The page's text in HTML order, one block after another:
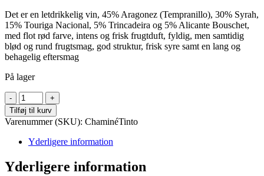
Det er en letdrikkelig vin, 45% Aragonez (Tempranillo), 30% Syrah,
15% Touriga Nacional, 5% Trincadeira og 5% Alicante Bouschet,
med flot rød farve, intens og frisk frugtduft, fyldig, men samtidig
blød og rund frugtsmag, god struktur, frisk syre samt en lang og
behagelig eftersmag
På lager
Cortes
de
Cima
-
Chaminé
Tinto
2019
antal
Tilføj til kurv
Varenummer (SKU): ChaminéTinto
Yderligere information
Yderligere information